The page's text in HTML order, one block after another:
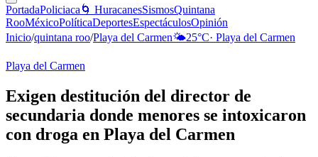
PortadaPoliciaca 🌀 HuracanesSismosQuintana
RooMéxicoPolíticaDeportesEspectáculosOpinión
Inicio/quintana roo/Playa del Carmen🌤️25°C· Playa del Carmen
Playa del Carmen
Exigen destitución del director de
secundaria donde menores se intoxicaron
con droga en Playa del Carmen